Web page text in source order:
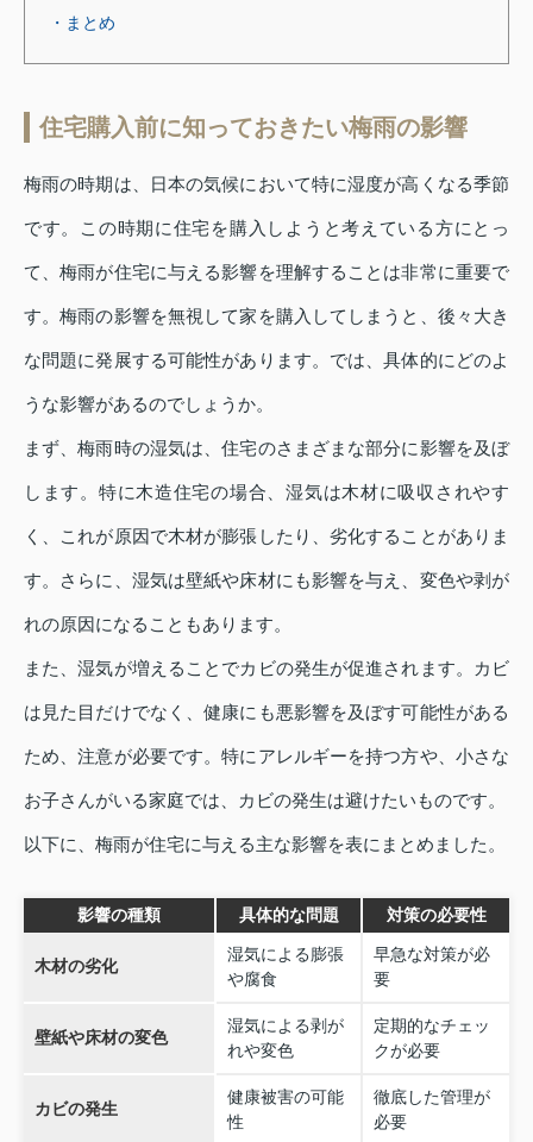
・まとめ
住宅購入前に知っておきたい梅雨の影響
梅雨の時期は、日本の気候において特に湿度が高くなる季節
です。この時期に住宅を購入しようと考えている方にとっ
て、梅雨が住宅に与える影響を理解することは非常に重要で
す。梅雨の影響を無視して家を購入してしまうと、後々大き
な問題に発展する可能性があります。では、具体的にどのよ
うな影響があるのでしょうか。
まず、梅雨時の湿気は、住宅のさまざまな部分に影響を及ぼ
します。特に木造住宅の場合、湿気は木材に吸収されやす
く、これが原因で木材が膨張したり、劣化することがありま
す。さらに、湿気は壁紙や床材にも影響を与え、変色や剥が
れの原因になることもあります。
また、湿気が増えることでカビの発生が促進されます。カビ
は見た目だけでなく、健康にも悪影響を及ぼす可能性がある
ため、注意が必要です。特にアレルギーを持つ方や、小さな
お子さんがいる家庭では、カビの発生は避けたいものです。
以下に、梅雨が住宅に与える主な影響を表にまとめました。
影響の種類 具体的な問題 対策の必要性
木材の劣化
湿気による膨張
や腐食
早急な対策が必
要
壁紙や床材の変色
湿気による剥が
れや変色
定期的なチェッ
クが必要
カビの発生
健康被害の可能
性
徹底した管理が
必要